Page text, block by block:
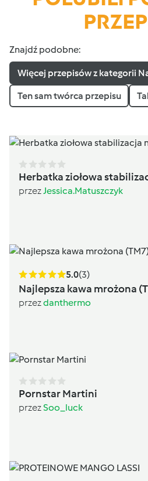
Znajdź podobne:
Więcej przepisów z kategorii
Ten sam twórca przepisu
Herbatka ziołowa
przezJessica.Matuszczyk
5.0(3)
Najlepsza kawa mrożona
przezdanthermo
Pornstar Martini
przezSoo_luck